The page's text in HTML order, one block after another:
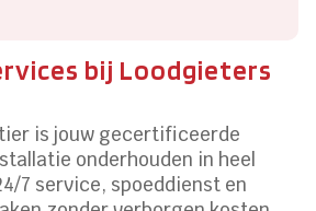
bij Loodgieters
is jouw gecertificeerde
onderhouden in heel
7 service, spoeddienst en